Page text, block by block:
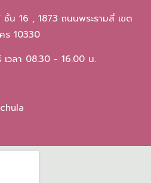
น 16 , 1873 ถนนพระรามสี่ เขต
ร 10330
วลา 08.30 - 16.00 น.